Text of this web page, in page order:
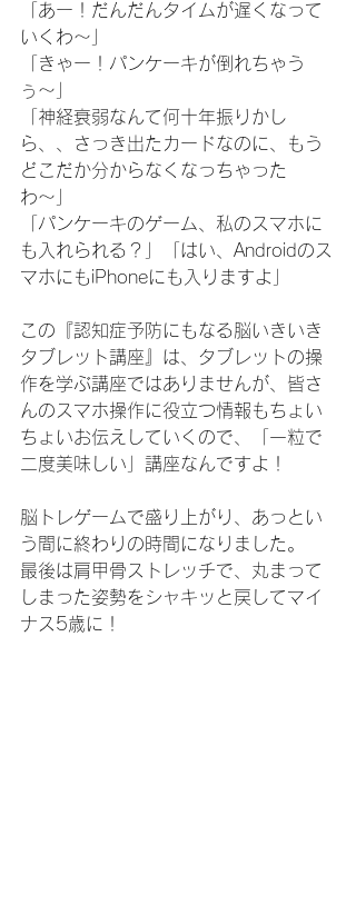
「あー！だんだんタイムが遅くなって
いくわ〜」
「きゃー！パンケーキが倒れちゃう
ぅ〜」
「神経衰弱なんて何十年振りかし
ら、、さっき出たカードなのに、もう
どこだか分からなくなっちゃった
わ〜」
「パンケーキのゲーム、私のスマホに
も入れられる？」「はい、Androidのス
マホにもiPhoneにも入りますよ」
この『認知症予防にもなる脳いきいき
タブレット講座』は、タブレットの操
作を学ぶ講座ではありませんが、皆さ
んのスマホ操作に役立つ情報もちょい
ちょいお伝えしていくので、「一粒で
二度美味しい」講座なんですよ！
脳トレゲームで盛り上がり、あっとい
う間に終わりの時間になりました。
最後は肩甲骨ストレッチで、丸まって
しまった姿勢をシャキッと戻してマイ
ナス5歳に！